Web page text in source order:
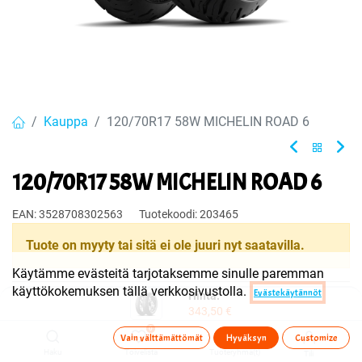
Hinta:
343,50 €
0
Toivelista Tuoteryhmä(t)
Kauppa 120/70R17 58W MICHELIN ROAD 6
120/70R17 58W MICHELIN ROAD 6
EAN:3528708302563 Tuotekoodi:203465
Tuote on myyty tai sitä ei ole juuri nyt saatavilla.
Käytämme evästeitä tarjotaksemme sinulle paremman
käyttökokemuksen tällä verkkosivustolla.
Evästekäytännöt
Vain välttämättömät Hyväksyn Customize